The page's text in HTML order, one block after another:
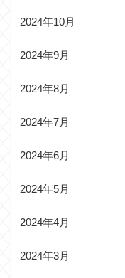
2024年10月
2024年9月
2024年8月
2024年7月
2024年6月
2024年5月
2024年4月
2024年3月